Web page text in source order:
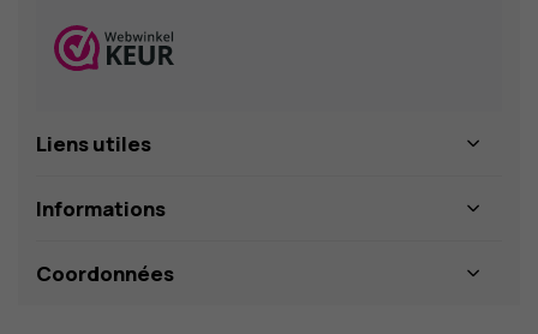
Liens utiles
Informations
Coordonnées